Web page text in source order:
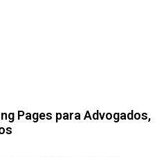
Pages para Advogados,